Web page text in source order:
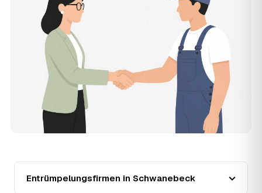
muss, und erhalten mehrere Festpreis-Angebote geprüfter
Entrümpler aus Schwanebeck zum Vergleichen. Bezahlt
wird nur der Entrümpler, den Sie selbst auswählen.
Was kostet die Entrümpelung einer normalen
Wohnung in Schwanebeck?
Für eine durchschnittliche Wohnung mit rund 65 m² liegen
die Kosten in Schwanebeck bei etwa 1.840 €, das
entspricht im Schnitt rund 30,1 € je Quadratmeter.
Zugänglichkeit (Etage, Aufzug), Menge und Sperrmüllanteil
verschieben den Preis nach oben oder unten — den
genauen Festpreis nennt Ihnen der Entrümpler nach
Seit 2020 verlief die Preisentwicklung in Schwanebeck
Entrümpelungsfirmen in Schwanebeck